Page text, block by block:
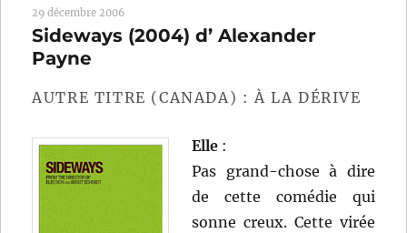
l’article
29 décembre 2006
Sideways (2004) d’ Alexander
Payne
AUTRE TITRE (CANADA) : À LA DÉRIVE
Elle :
Pas grand-chose à dire
de cette comédie qui
sonne creux. Cette virée